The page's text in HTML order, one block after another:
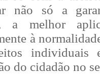
não só a
a melhor
à
individuais
do cidadão no